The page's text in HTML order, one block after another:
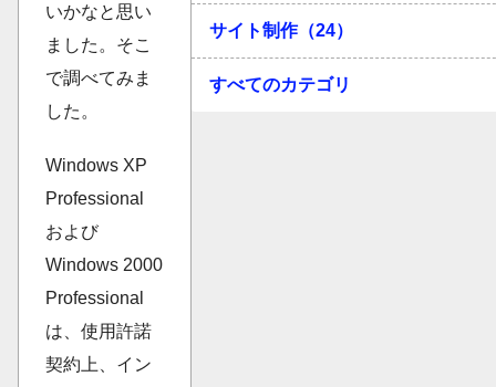
いかなと思い
ました。そこ
で調べてみま
した。
Windows XP
Professional
および
Windows 2000
Professional
は、使用許諾
契約上、イン
サイト制作（24）
すべてのカテゴリ